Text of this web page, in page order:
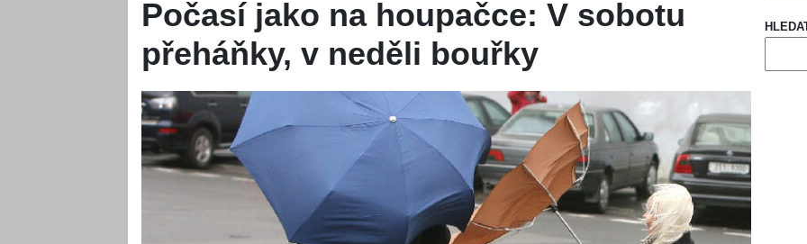
Počasí jako na houpačce: V sobotu
přeháňky, v neděli bouřky